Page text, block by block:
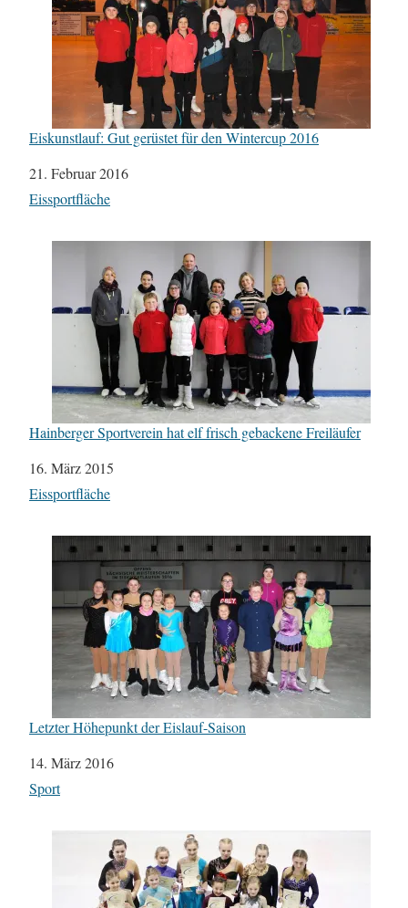
Eiskunstlauf: Gut gerüstet für den Wintercup 2016
Datum
21. Februar 2016
In Bezug auf
Eissportfläche
Hainberger Sportverein hat elf frisch gebackene Freiläufer
Datum
16. März 2015
In Bezug auf
Eissportfläche
Letzter Höhepunkt der Eislauf-Saison
Datum
14. März 2016
In Bezug auf
Sport